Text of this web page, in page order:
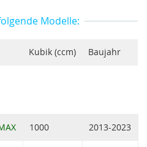
Modelle:
Kubik (ccm) Baujahr
1000 2013-2023